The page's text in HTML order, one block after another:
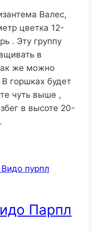
Валес,
цветка 12-
. Эту группу
в
же можно
горшках будет
чуть выше ,
в высоте 20-
Парпл